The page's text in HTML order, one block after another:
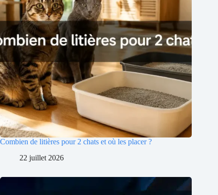
Combien de litières pour 2 chats et où les placer ?
22 juillet 2026